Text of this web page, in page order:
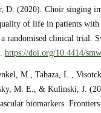
D. (2020). Choir singing
of life in patients with
randomised clinical trial.
https://doi.org/10.4414/
M., Tabaza, L.,
M. E., & Kulinski, J.
biomarkers.